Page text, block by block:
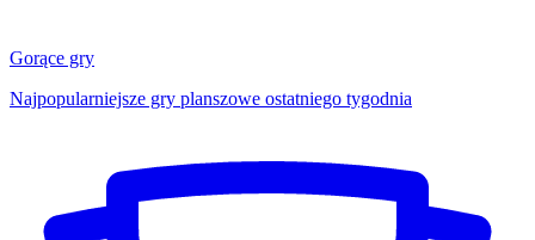
Gorące gry
Najpopularniejsze gry planszowe ostatniego tygodnia